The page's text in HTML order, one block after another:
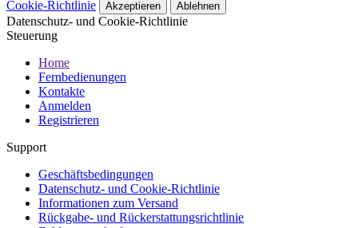
Cookie-Richtlinie
Akzeptieren Ablehnen
Datenschutz- und Cookie-Richtlinie
Steuerung
Home
Fernbedienungen
Kontakte
Anmelden
Registrieren
Support
Geschäftsbedingungen
Datenschutz- und Cookie-Richtlinie
Informationen zum Versand
Rückgabe- und Rückerstattungsrichtlinie